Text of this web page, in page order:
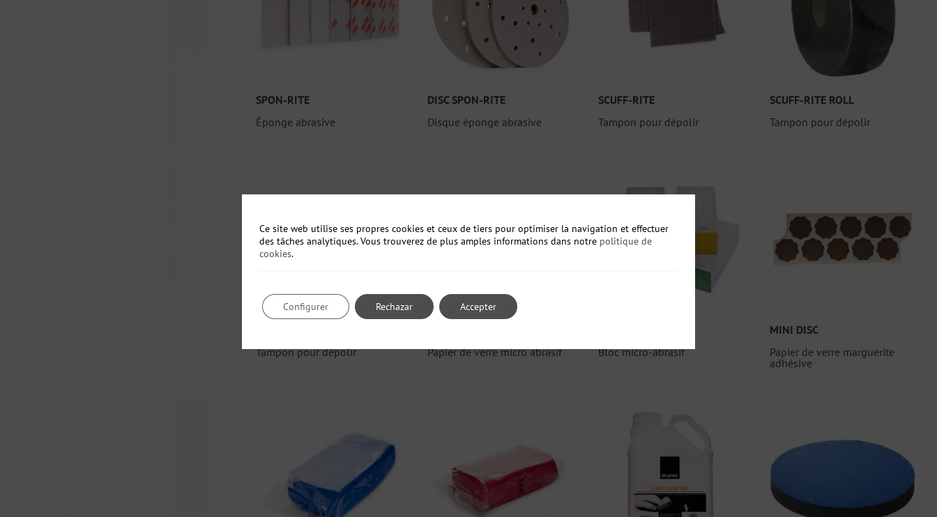
SPON-RITE
Éponge abrasive
DISC SPON-RITE
Disque éponge abrasive
SCUFF-RITE
Tampon pour dépolir
SCUFF-RITE ROLL
Tampon pour dépolir
Tampon pour dépolir
Papier de verre micro abrasif
Bloc micro-abrasif
MINI DISC
Papier de verre marguerite
adhésive
Ce site web utilise ses propres cookies et ceux de tiers pour optimiser la navigation et effectuer
des tâches analytiques. Vous trouverez de plus amples informations dans notre politique de
cookies.
Accepter
Rechazar
Configurer